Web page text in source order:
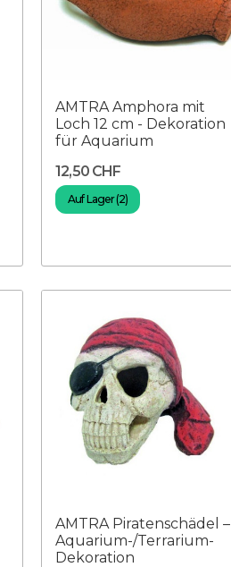
AMTRA Amphora mit
Loch 12 cm - Dekoration
für Aquarium
12,50 CHF
Auf Lager (2)
AMTRA Piratenschädel –
Aquarium-/Terrarium-
Dekoration